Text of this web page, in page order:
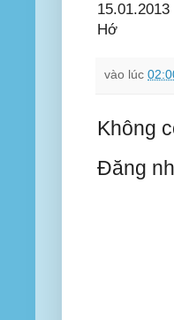
15.01.2013
Hớ
vào lúc
Không
Đăng